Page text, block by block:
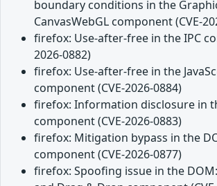
boundary conditions in the
CanvasWebGL component (CVE-
firefox: Use-after-free in the IPC
2026-0882)
firefox: Use-after-free in the
component (CVE-2026-0884)
firefox: Information disclosure in
component (CVE-2026-0883)
firefox: Mitigation bypass in the
component (CVE-2026-0877)
firefox: Spoofing issue in the